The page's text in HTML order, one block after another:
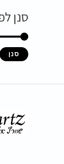
סנן
סנן